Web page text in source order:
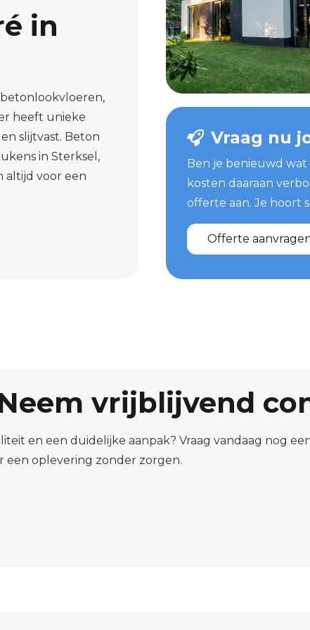
in
heeft unieke
slijtvast. Beton
in Sterksel,
altijd voor een
Vraag nu
Ben je benieuwd
kosten daaraan
offerte aan. Je hoort
Offerte
vrijblijvend
en een duidelijke aanpak? Vraag vandaag nog
een oplevering zonder zorgen.